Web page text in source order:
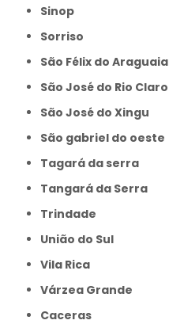
Sinop
Sorriso
São Félix do Araguaia
São José do Rio Claro
São José do Xingu
São gabriel do oeste
Tagará da serra
Tangará da Serra
Trindade
União do Sul
Vila Rica
Várzea Grande
caceras